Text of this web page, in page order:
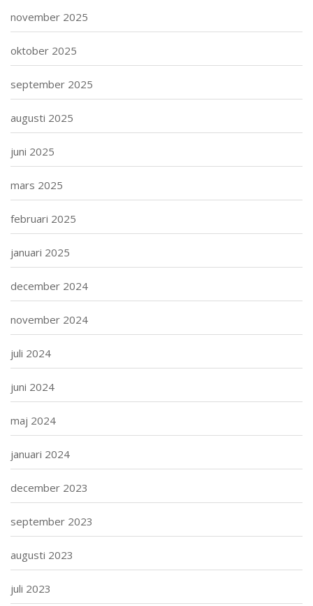
november 2025
oktober 2025
september 2025
augusti 2025
juni 2025
mars 2025
februari 2025
januari 2025
december 2024
november 2024
juli 2024
juni 2024
maj 2024
januari 2024
december 2023
september 2023
augusti 2023
juli 2023